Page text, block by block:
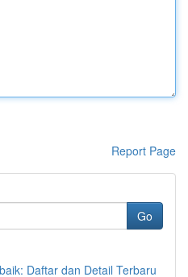
Report Page
Go
Daftar dan Detail Terbaru